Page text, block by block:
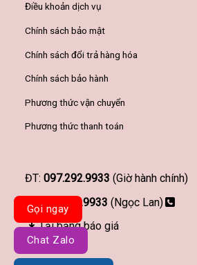
Điều khoản dịch vụ
Chính sách bảo mật
Chính sách đổi trả hàng hóa
Chính sách bảo hành
Phương thức vận chuyển
Phương thức thanh toán
ĐT: 097.292.9933 (Giờ hành chính)
097.292.9933 (Ngọc Lan)
Tải bảng báo giá
Gọi ngay
Chat Zalo